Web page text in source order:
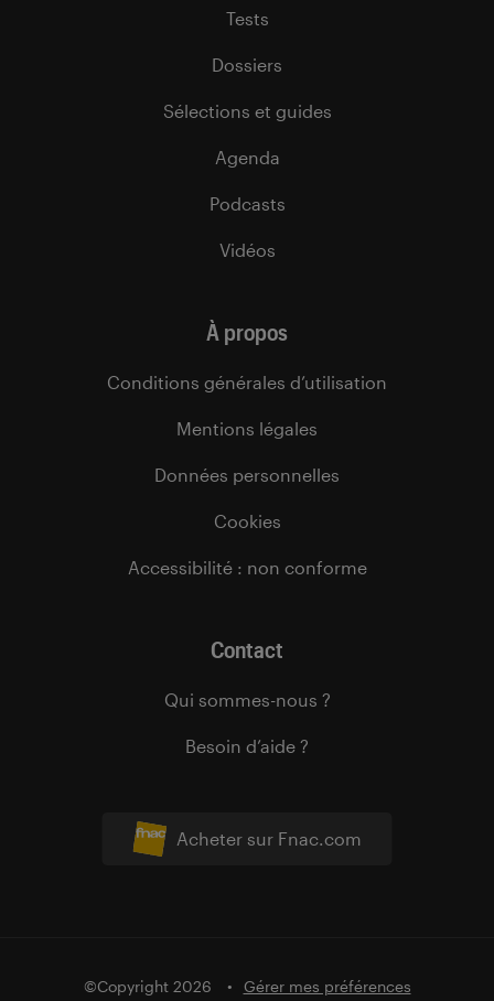
Acheter sur Fnac.com
Tests
Dossiers
Sélections et guides
Agenda
Podcasts
Vidéos
À propos
Conditions générales d’utilisation
Mentions légales
Données personnelles
Cookies
Accessibilité : non conforme
Contact
Qui sommes-nous ?
Besoin d’aide ?
©Copyright 2026 Gérer mes préférences